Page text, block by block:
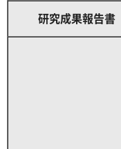
研究成果報告書